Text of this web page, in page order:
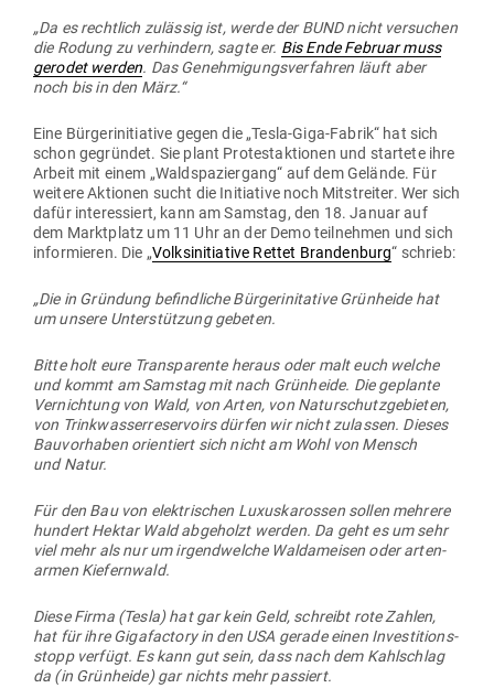
„Da es rechtlich zulässig ist, werde der BUND nicht ver­suchen
die Rodung zu ver­hindern, sagte er. Bis Ende Februar muss
gerodet werden. Das Geneh­mi­gungs­ver­fahren läuft aber
noch bis in den März.“
Eine Bür­ger­initiative gegen die „Tesla-Giga-Fabrik“ hat sich
schon gegründet. Sie plant Pro­test­ak­tionen und startete ihre
Arbeit mit einem „Wald­spa­ziergang“ auf dem Gelände. Für
weitere Aktionen sucht die Initiative noch Mit­streiter. Wer sich
dafür inter­es­siert, kann am Samstag, den 18. Januar auf
dem Markt­platz um 11 Uhr an der Demo teil­nehmen und sich
infor­mieren. Die „Volks­in­itiative Rettet Bran­denburg“ schrieb:
„Die in Gründung befind­liche Bür­ger­ini­tative Grün­heide hat
um unsere Unter­stützung gebeten.
Bitte holt eure Trans­pa­rente heraus oder malt euch welche
und kommt am Samstag mit nach Grün­heide. Die geplante
Ver­nichtung von Wald, von Arten, von Natur­schutz­ge­bieten,
von Trink­was­ser­re­ser­voirs dürfen wir nicht zulassen. Dieses
Bau­vor­haben ori­en­tiert sich nicht am Wohl von Mensch
und Natur.
Für den Bau von elek­tri­schen Luxus­ka­rossen sollen mehrere
hundert Hektar Wald abge­holzt werden. Da geht es um sehr
viel mehr als nur um irgend­welche Wald­ameisen oder arten­
armen Kiefernwald.
Diese Firma (Tesla) hat gar kein Geld, schreibt rote Zahlen,
hat für ihre Giga­factory in den USA gerade einen Inves­ti­ti­ons­
stopp verfügt. Es kann gut sein, dass nach dem Kahl­schlag
da (in Grün­heide) gar nichts mehr passiert.